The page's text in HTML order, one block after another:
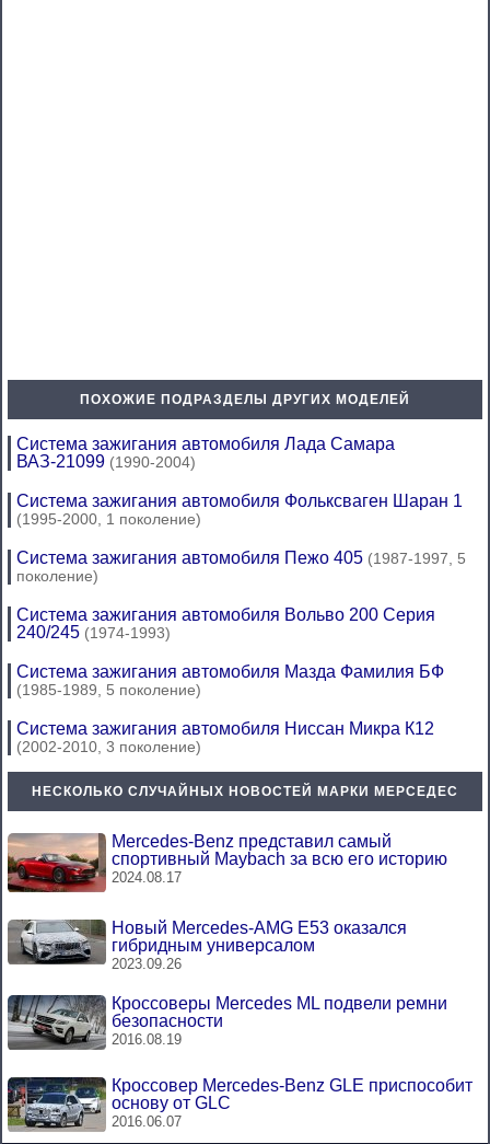
ПОХОЖИЕ ПОДРАЗДЕЛЫ ДРУГИХ МОДЕЛЕЙ
Система зажигания автомобиля Лада Самара
ВАЗ-21099 (1990-2004)
Система зажигания автомобиля Фольксваген Шаран 1
(1995-2000, 1 поколение)
Система зажигания автомобиля Пежо 405 (1987-1997, 5
поколение)
Система зажигания автомобиля Вольво 200 Серия
240/245 (1974-1993)
Система зажигания автомобиля Мазда Фамилия БФ
(1985-1989, 5 поколение)
Система зажигания автомобиля Ниссан Микра К12
(2002-2010, 3 поколение)
НЕСКОЛЬКО СЛУЧАЙНЫХ НОВОСТЕЙ МАРКИ МЕРСЕДЕС
Mercedes-Benz представил самый
спортивный Maybach за всю его историю
2024.08.17
Новый Mercedes-AMG E53 оказался
гибридным универсалом
2023.09.26
Кроссоверы Mercedes ML подвели ремни
безопасности
2016.08.19
Кроссовер Mercedes-Benz GLE приспособит
основу от GLC
2016.06.07